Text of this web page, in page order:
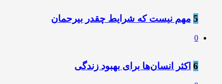
5 مهم نیست که شرایط چقدر بیرحمان
0
6 اکثر انسان‌ها برای بهبود زندگی